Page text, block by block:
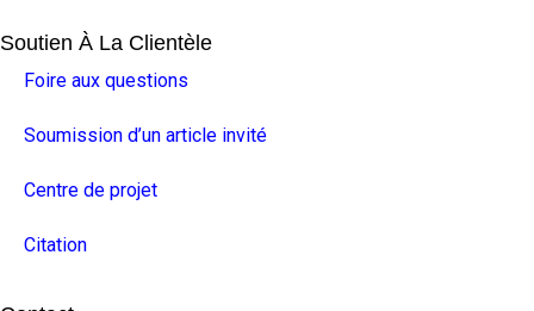
Soutien À La Clientèle
Foire aux questions
Soumission d’un article invité
Centre de projet
Citation